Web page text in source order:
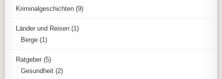
Kriminalgeschichten (9)
Länder und Reisen (1)
Berge (1)
Ratgeber (5)
Gesundheit (2)